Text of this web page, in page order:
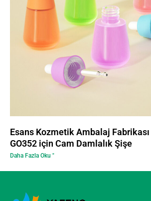
Esans Kozmetik Ambalaj
GO352 için Cam Damlalık Şişe
Daha Fazla Oku "